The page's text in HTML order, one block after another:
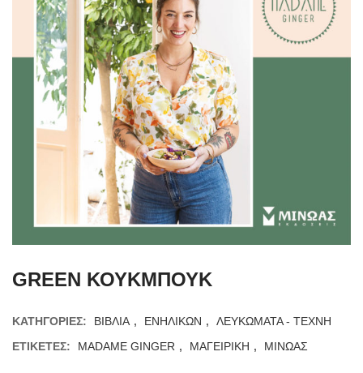
GREEN ΚΟΥΚΜΠΟΥΚ
ΚΑΤΗΓΟΡΊΕΣ: ΒΙΒΛΙΑ , ΕΝΗΛΙΚΩΝ ,
ΛΕΥΚΩΜΑΤΑ - ΤΕΧΝΗ
ΕΤΙΚΈΤΕΣ:
MADAME GINGER , ΜΑΓΕΙΡΙΚΗ , ΜΙΝΩΑΣ